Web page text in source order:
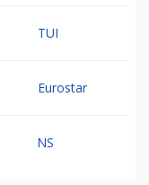
TUI
Eurostar
NS